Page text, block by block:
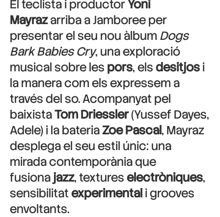
El teclista i productorYoni
Mayrazarriba a Jamboree per
presentar el seu nou àlbum Dogs
Bark Babies Cry, una exploració
musical sobre les pors, elsdesitjosi
la manera com els expressem a
través del so. Acompanyat pel
baixistaTom Driessler(Yussef Dayes,
Adele) i la bateriaZoe Pascal, Mayraz
desplega el seu estil únic: una
mirada contemporània que
fusionajazz, textureselectròniques,
sensibilitatexperimentali grooves
envoltants.